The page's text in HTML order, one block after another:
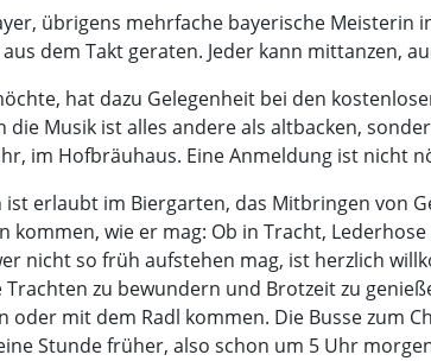
übrigens mehrfache bayerische
dem Takt geraten. Jeder kann mittanzen,
hat dazu Gelegenheit bei den
Musik ist alles andere als altbacken,
im Hofbräuhaus. Eine Anmeldung ist nicht
ist erlaubt im Biergarten, das Mitbringen von
kommen, wie er mag: Ob in Tracht,
nicht so früh aufstehen mag, ist herzlich
zu bewundern und Brotzeit zu
mit dem Radl kommen. Die Busse zum
Stunde früher, also schon um 5 Uhr